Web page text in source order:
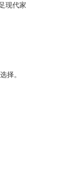
现代家
择。